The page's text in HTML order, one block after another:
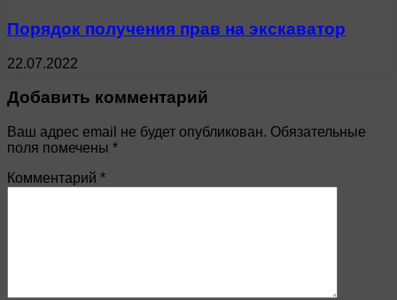
Порядок получения прав на экскаватор
22.07.2022
Добавить комментарий
Ваш адрес email не будет опубликован. Обязательные
поля помечены *
Комментарий *